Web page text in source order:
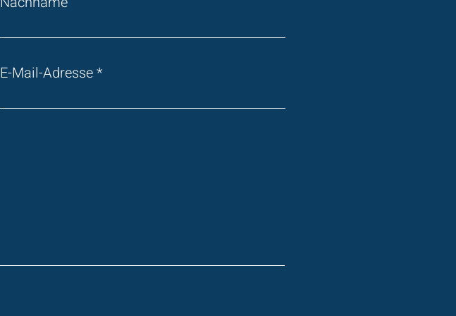
E-Mail-Adresse